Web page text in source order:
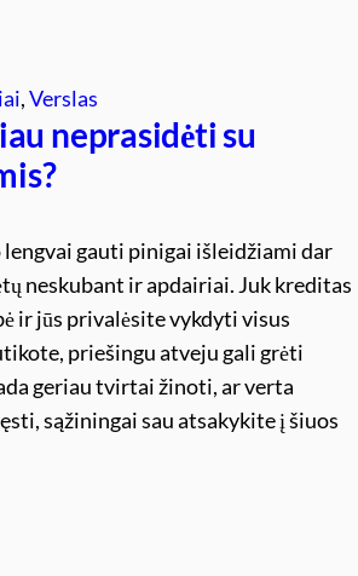
, Verslas
neprasidėti su
gauti pinigai išleidžiami dar
neskubant ir apdairiai. Juk kreditas
ir jūs privalėsite vykdyti visus
priešingu atveju gali grėti
geriau tvirtai žinoti, ar verta
sąžiningai sau atsakykite į šiuos